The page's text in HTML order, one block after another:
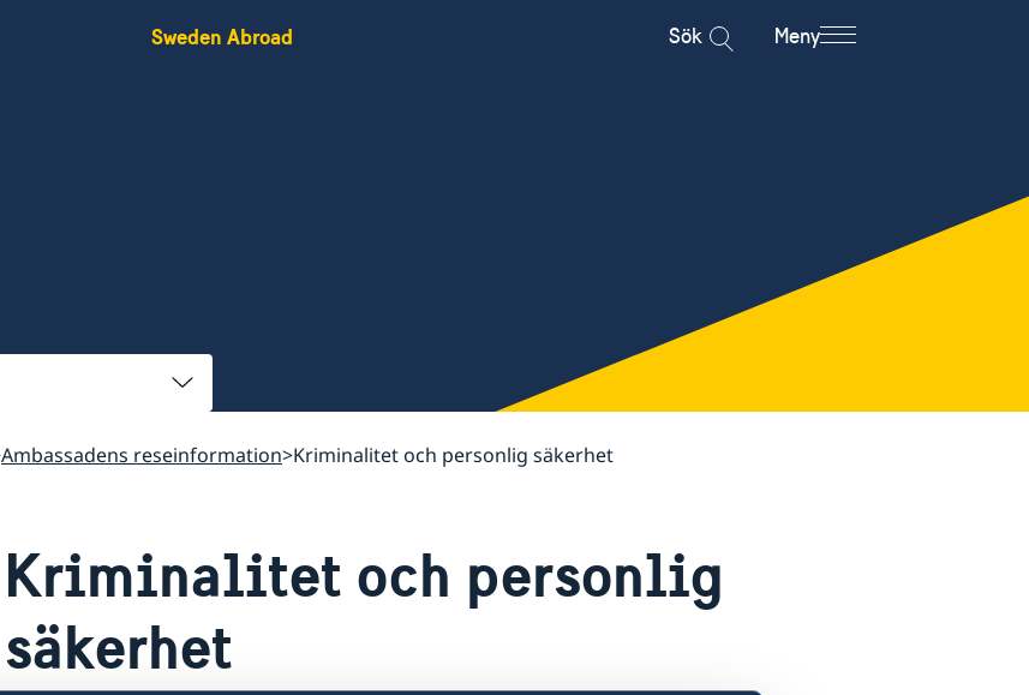
Sweden Abroad Sök Meny
Ambassadens reseinformation Kriminalitet och personlig säkerhet
Kriminalitet och personlig
säkerhet